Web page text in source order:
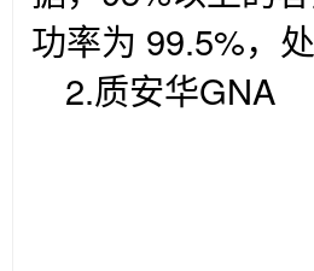
功率为 99.5%，
2.质安华GNA